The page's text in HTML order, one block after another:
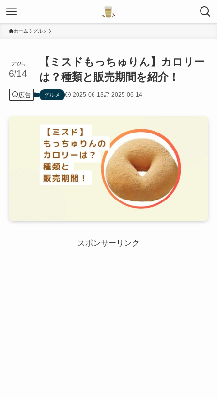
ホーム グルメ
【ミスドもっちゅりん】カロリー
は？種類と販売期間を紹介！
2025
6/14
広告 グルメ 2025-06-13 2025-06-14
スポンサーリンク